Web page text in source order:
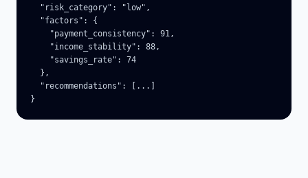
  "risk_category": "low",
  "factors": {
    "payment_consistency": 91,
    "income_stability": 88,
    "savings_rate": 74
  },
  "recommendations": [...]
}